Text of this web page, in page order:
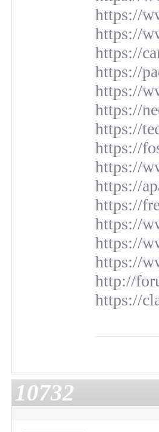
https://
https://
https://
https://
https://
https://
https://
https://
https://
https://
https://
https://
https://
https://
http://
https://
10732